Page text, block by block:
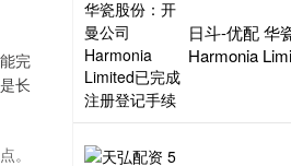
完
长
。
日斗-优配 华
Harmonia